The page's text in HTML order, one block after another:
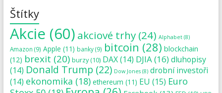
Štítky
Akcie (60) akciové trhy(24) Alphabet(8)
Amazon (9) Apple (11) banky(9) bitcoin (28) blockchain
(12) brexit (20) burzy(10) DAX(14) DJIA(16)dluhopisy
(14) Donald Trump (22) Dow Jones(8) drobní investoři
(14) ekonomika (18) ethereum (11) EU (15) Euro